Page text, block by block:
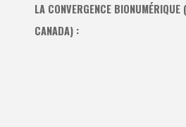
LA CONVERGENCE BIONUMÉRIQUE
CANADA) :